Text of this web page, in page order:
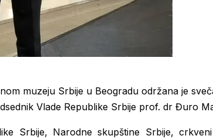
muzeju Srbije u Beogradu održana je
Vlade Republike Srbije prof. dr Đuro
Srbije, Narodne skupštine Srbije,